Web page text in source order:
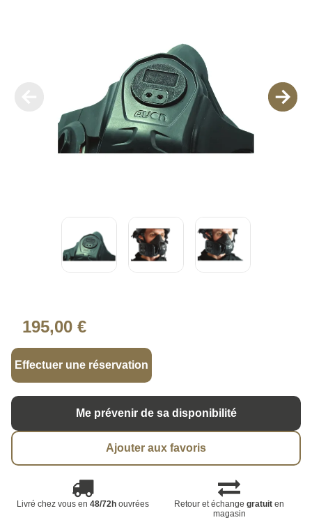
195,00 €
Effectuer une réservation
Me prévenir de sa disponibilité
Ajouter aux favoris
Livré chez vous en 48/72houvrées Retour et échangegratuit en
magasin